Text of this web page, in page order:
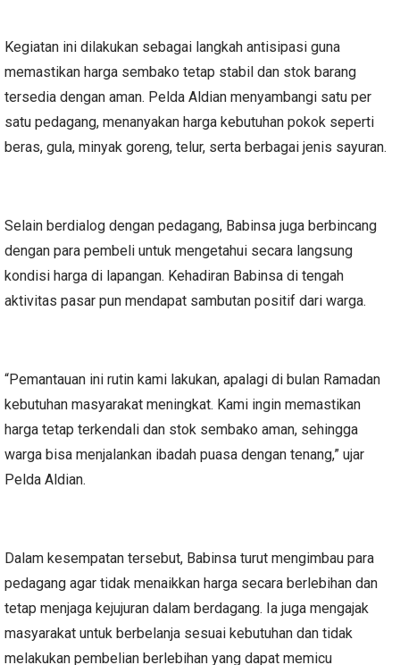
Kegiatan ini dilakukan sebagai langkah antisipasi guna
memastikan harga sembako tetap stabil dan stok barang
tersedia dengan aman. Pelda Aldian menyambangi satu per
satu pedagang, menanyakan harga kebutuhan pokok seperti
beras, gula, minyak goreng, telur, serta berbagai jenis sayuran.
Selain berdialog dengan pedagang, Babinsa juga berbincang
dengan para pembeli untuk mengetahui secara langsung
kondisi harga di lapangan. Kehadiran Babinsa di tengah
aktivitas pasar pun mendapat sambutan positif dari warga.
“Pemantauan ini rutin kami lakukan, apalagi di bulan Ramadan
kebutuhan masyarakat meningkat. Kami ingin memastikan
harga tetap terkendali dan stok sembako aman, sehingga
warga bisa menjalankan ibadah puasa dengan tenang,” ujar
Pelda Aldian.
Dalam kesempatan tersebut, Babinsa turut mengimbau para
pedagang agar tidak menaikkan harga secara berlebihan dan
tetap menjaga kejujuran dalam berdagang. Ia juga mengajak
masyarakat untuk berbelanja sesuai kebutuhan dan tidak
melakukan pembelian berlebihan yang dapat memicu